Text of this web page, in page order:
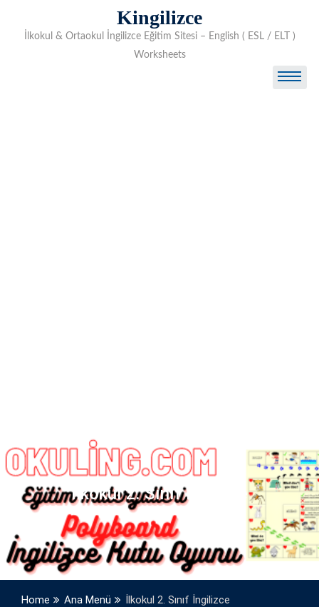
content
Kingilizce
İlkokul & Ortaokul İngilizce Eğitim Sitesi – English ( ESL / ELT )
Worksheets
İlkokul 2. Sınıf İngilizce
Home Ana Menü İlkokul 2. Sınıf İngilizce